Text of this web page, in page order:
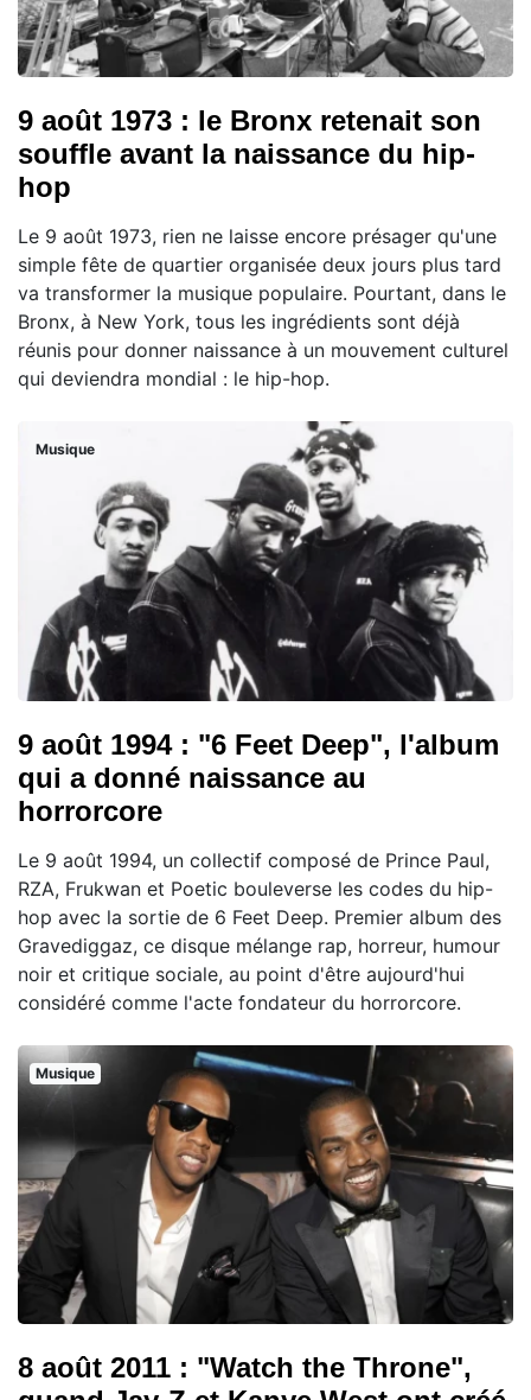
9 août 1973 : le Bronx retenait son
souffle avant la naissance du hip-
hop
Le 9 août 1973, rien ne laisse encore présager qu'une
simple fête de quartier organisée deux jours plus tard
va transformer la musique populaire. Pourtant, dans le
Bronx, à New York, tous les ingrédients sont déjà
réunis pour donner naissance à un mouvement culturel
qui deviendra mondial : le hip-hop.
Musique
9 août 1994 : "6 Feet Deep", l'album
qui a donné naissance au
horrorcore
Le 9 août 1994, un collectif composé de Prince Paul,
RZA, Frukwan et Poetic bouleverse les codes du hip-
hop avec la sortie de 6 Feet Deep. Premier album des
Gravediggaz, ce disque mélange rap, horreur, humour
noir et critique sociale, au point d'être aujourd'hui
considéré comme l'acte fondateur du horrorcore.
Musique
8 août 2011 : "Watch the Throne",